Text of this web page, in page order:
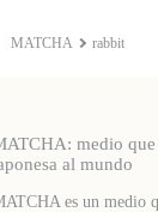
MATCHA rabbit
medio
al mundo
es un medio